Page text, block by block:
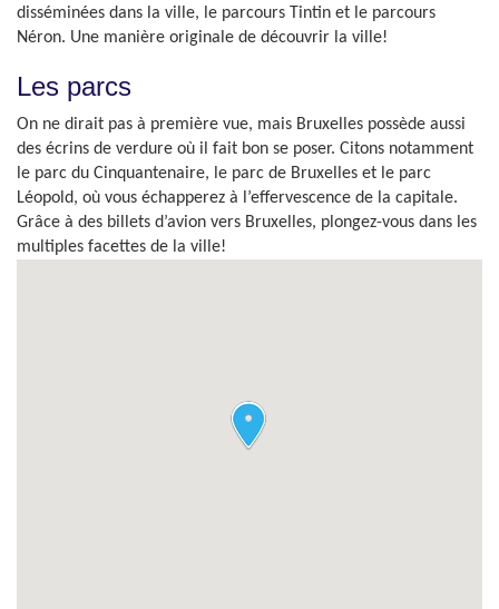
disséminées dans la ville, le parcours Tintin et le parcours
Néron. Une manière originale de découvrir la ville!
Les parcs
On ne dirait pas à première vue, mais Bruxelles possède aussi
des écrins de verdure où il fait bon se poser. Citons notamment
le parc du Cinquantenaire, le parc de Bruxelles et le parc
Léopold, où vous échapperez à l’effervescence de la capitale.
Grâce à des billets d’avion vers Bruxelles, plongez-vous dans les
multiples facettes de la ville!